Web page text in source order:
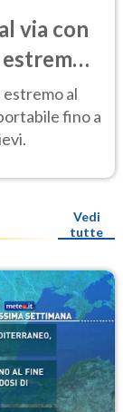
via con
estremo al
fino a
Vedi
tutte